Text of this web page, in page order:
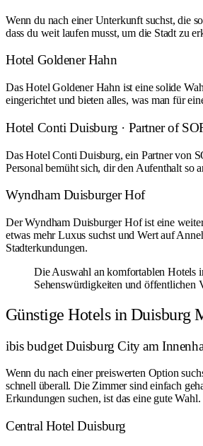
Wenn du nach einer Unterkunft suchst, die
dass du weit laufen musst, um die Stadt zu
Hotel Goldener Hahn
Das Hotel Goldener Hahn ist eine solide
eingerichtet und bieten alles, was man für
Hotel Conti Duisburg · Partner of
Das Hotel Conti Duisburg, ein Partner von
Personal bemüht sich, dir den Aufenthalt so
Wyndham Duisburger Hof
Der Wyndham Duisburger Hof ist eine
etwas mehr Luxus suchst und Wert auf
Stadterkundungen.
Die Auswahl an komfortablen Hotels
Sehenswürdigkeiten und öffentlichen
Günstige Hotels in Duisburg
ibis budget Duisburg City am
Wenn du nach einer preiswerten Option
schnell überall. Die Zimmer sind einfach
Erkundungen suchen, ist das eine gute
Central Hotel Duisburg